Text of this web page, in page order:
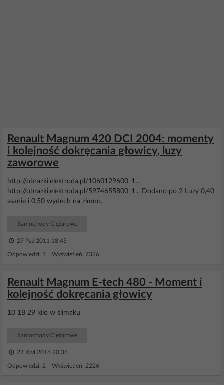
Renault Magnum 420 DCI 2004: momenty
i kolejność dokręcania głowicy, luzy
zaworowe
http://obrazki.elektroda.pl/1060129600_1...
http://obrazki.elektroda.pl/5974655800_1... Dodano po 2 Luzy 0,40
ssanie i 0,50 wydech na zimno.
Samochody Ciężarowe
27 Paź 2011 18:45
Odpowiedzi: 1 Wyświetleń: 7326
Renault Magnum E-tech 480 - Moment i
kolejność dokręcania głowicy
10 18 29 kilo w ślimaku
Samochody Ciężarowe
27 Kwi 2016 20:36
Odpowiedzi: 2 Wyświetleń: 2226